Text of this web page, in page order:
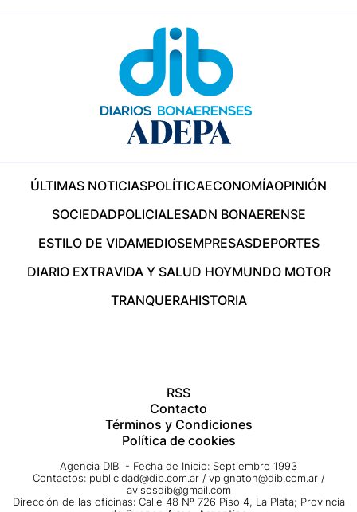
ÚLTIMAS NOTICIASPOLÍTICAECONOMÍAOPINIÓN
SOCIEDADPOLICIALESADN BONAERENSE
ESTILO DE VIDAMEDIOSEMPRESASDEPORTES
DIARIO EXTRAVIDA Y SALUD HOYMUNDO MOTOR
TRANQUERAHISTORIA
RSS
Contacto
Términos y Condiciones
Política de cookies
Agencia DIB - Fecha de Inicio: Septiembre 1993
Contactos: publicidad@dib.com.ar / vpignaton@dib.com.ar /
avisosdib@gmail.com
Dirección de las oficinas: Calle 48 Nº 726 Piso 4, La Plata; Provincia